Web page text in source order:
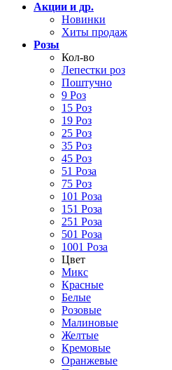
Акции и др.
Новинки
Хиты продаж
Розы
Кол-во
Лепестки роз
Поштучно
9 Роз
15 Роз
19 Роз
25 Роз
35 Роз
45 Роз
51 Роза
75 Роз
101 Роза
151 Роза
251 Роза
501 Роза
1001 Роза
Цвет
Микс
Красные
Белые
Розовые
Малиновые
Желтые
Кремовые
Оранжевые